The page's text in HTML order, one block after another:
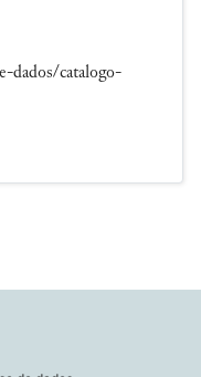
dados/catalogo-